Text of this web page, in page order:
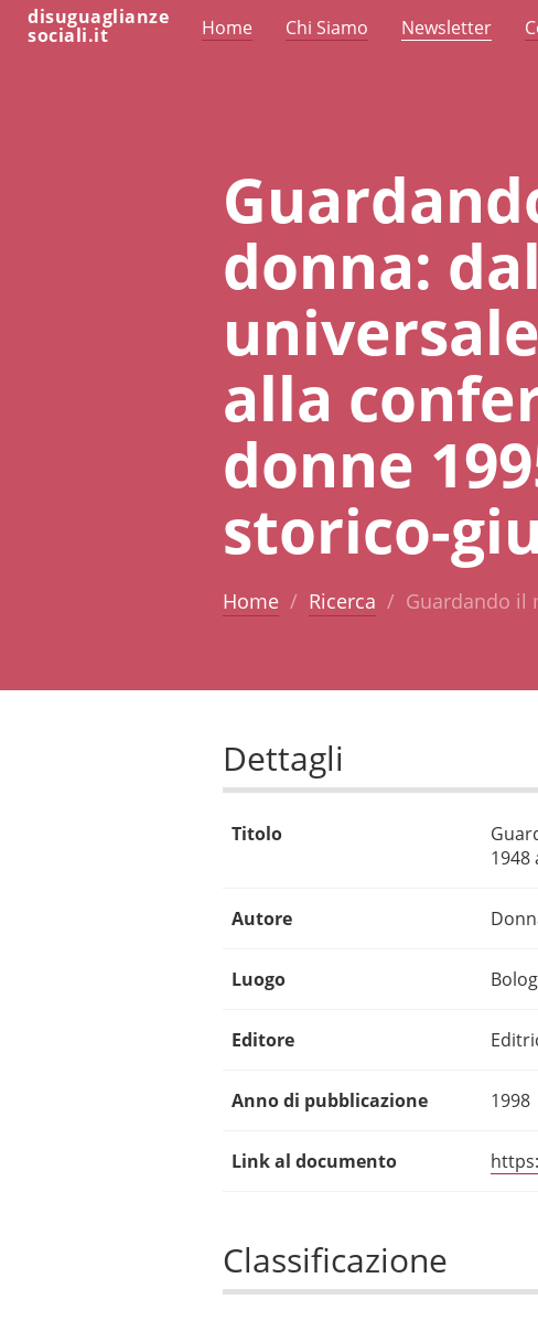
disuguaglianze
sociali.it Home Chi Siamo Newsletter
donna:
alla
donne
storico-
Home Ricerca Guardando il
Dettagli
Titolo
Autore
Luogo
Editore
Anno di pubblicazione 1998
Link al documento
Classificazione